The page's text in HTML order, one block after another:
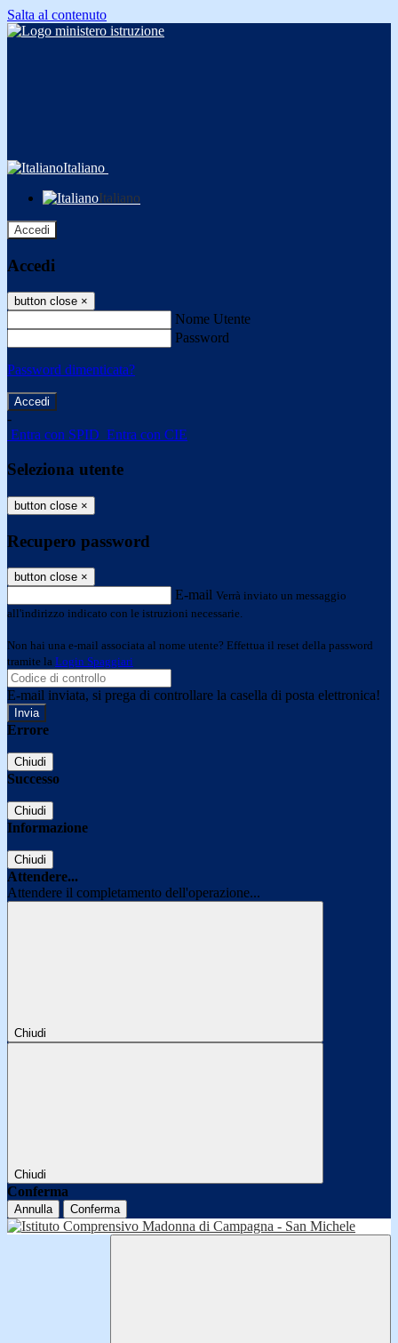
Salta al contenuto
Italiano
Italiano
Accedi
Accedi
button close ×
Nome Utente
Password
Password dimenticata?
-
Entra con SPID Entra con CIE
Seleziona utente
button close ×
Recupero password
button close ×
E-mail Verrà inviato un messaggio
all'indirizzo indicato con le istruzioni necessarie.
Non hai una e-mail associata al nome utente? Effettua il reset della password
tramite la Login Spaggiari
E-mail inviata, si prega di controllare la casella di posta elettronica!
Errore
Chiudi
Successo
Chiudi
Informazione
Chiudi
Attendere...
Attendere il completamento dell'operazione...
Chiudi
Chiudi
Conferma
Annulla Conferma